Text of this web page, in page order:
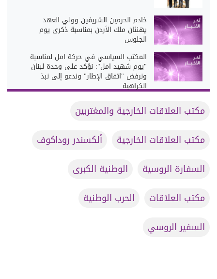
خادم الحرمين الشريفين وولي العهد
يهنئان ملك الأردن بمناسبة ذكرى يوم
الجلوس
المكتب السياسي في حركة امل لمناسبة
"يوم شهيد امل": نؤكد على وحدة لبنان
ونرفض "اتفاق الإطار" وندعو إلى نبذ
الكراهية
مكتب العلاقات الخارجية والمغتربين
مكتب العلاقات الخارجية
ألكسندر روداكوف
السفارة الروسية
الوطنية الكبرى
مكتب العلاقات
الحرب الوطنية
السفير الروسي